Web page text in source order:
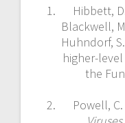
Hibbett,
Blackwell,
Huhndorf,
higher-
the
Powell,